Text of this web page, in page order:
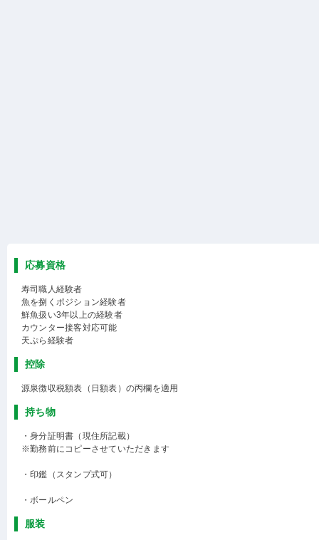
応募資格
寿司職人経験者
魚を捌くポジション経験者
鮮魚扱い3年以上の経験者
カウンター接客対応可能
天ぷら経験者
控除
源泉徴収税額表（日額表）の丙欄を適用
持ち物
・身分証明書（現住所記載）
※勤務前にコピーさせていただきます
・印鑑（スタンプ式可）
・ボールペン
服装